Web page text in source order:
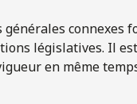
connexes
législatives. Il
en même